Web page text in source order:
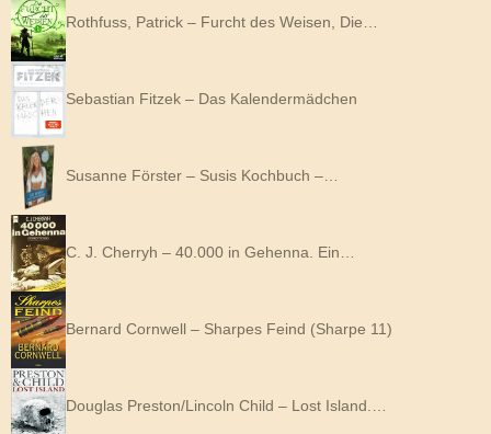
Rothfuss, Patrick – Furcht des Weisen, Die…
Sebastian Fitzek – Das Kalendermädchen
Susanne Förster – Susis Kochbuch –…
C. J. Cherryh – 40.000 in Gehenna. Ein…
Bernard Cornwell – Sharpes Feind (Sharpe 11)
Douglas Preston/Lincoln Child – Lost Island.…